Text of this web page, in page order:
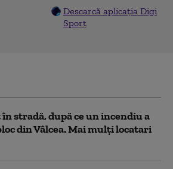
Descarcă aplicația Digi
Sport
stradă, după ce un incendiu a
din Vâlcea. Mai mulți locatari